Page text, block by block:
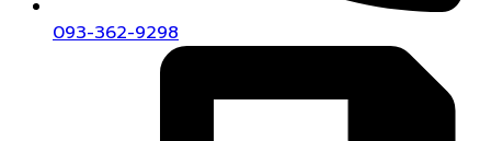
093-362-9298